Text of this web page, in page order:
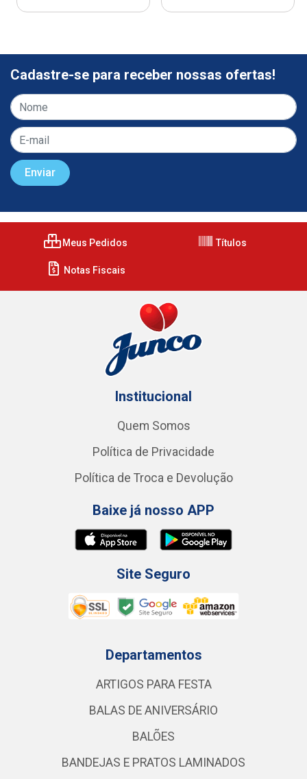
Cadastre-se para receber nossas ofertas!
Meus Pedidos Títulos
Notas Fiscais
Institucional
Quem Somos
Política de Privacidade
Política de Troca e Devolução
Baixe já nosso APP
Site Seguro
Departamentos
ARTIGOS PARA FESTA
BALAS DE ANIVERSÁRIO
BALÕES
BANDEJAS E PRATOS LAMINADOS